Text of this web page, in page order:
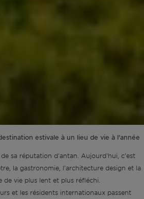
estivale à un lieu de vie à l'année
sa réputation d'antan. Aujourd'hui, c'est
la gastronomie, l'architecture design et la
de vie plus lent et plus réfléchi.
et les résidents internationaux passent